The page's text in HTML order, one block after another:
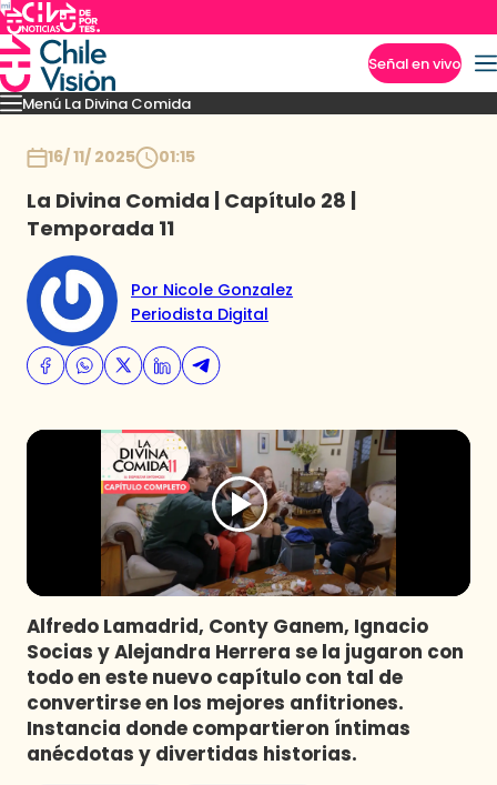
Señal en vivo
Menú La Divina Comida
Momentos Novedades Recetas Temporadas anteriores
16/ 11/ 2025 01:15
La Divina Comida | Capítulo 28 |
Temporada 11
Por Nicole Gonzalez
Periodista Digital
Alfredo Lamadrid, Conty Ganem, Ignacio
Socias y Alejandra Herrera se la jugaron con
todo en este nuevo capítulo con tal de
convertirse en los mejores anfitriones.
Instancia donde compartieron íntimas
anécdotas y divertidas historias.
Imperdibles
Programas
Club De La Comedia
Contigo en Directo
Plan Perfecto
El Tiempo
Sabingo
Todos Los Programas